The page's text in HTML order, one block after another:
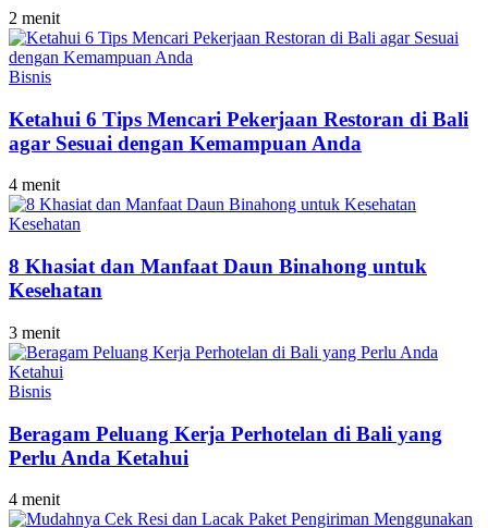
2 menit
Bisnis
Ketahui 6 Tips Mencari Pekerjaan Restoran di Bali
agar Sesuai dengan Kemampuan Anda
4 menit
Kesehatan
8 Khasiat dan Manfaat Daun Binahong untuk
Kesehatan
3 menit
Bisnis
Beragam Peluang Kerja Perhotelan di Bali yang
Perlu Anda Ketahui
4 menit